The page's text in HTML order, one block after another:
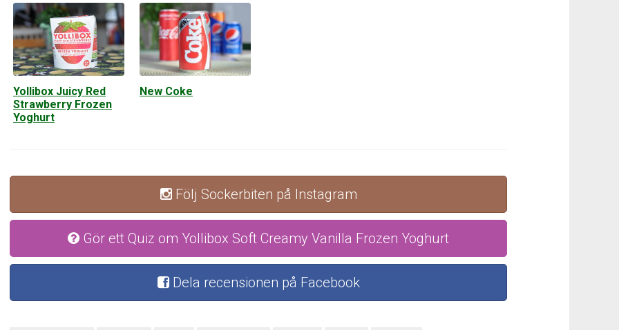
Yollibox Juicy Red
Strawberry Frozen
Yoghurt
New Coke
Följ Sockerbiten på Instagram
Gör ett Quiz om Yollibox Soft Creamy Vanilla Frozen Yoghurt
Dela recensionen på Facebook